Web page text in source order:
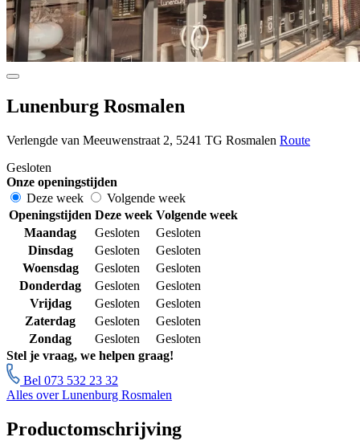
Lunenburg Rosmalen
Verlengde van Meeuwenstraat 2, 5241 TG Rosmalen Route
Gesloten
Onze openingstijden
Deze week
Volgende week
Openingstijden Deze week Volgende week
Maandag
Gesloten
Gesloten
Dinsdag
Gesloten
Gesloten
Woensdag
Gesloten
Gesloten
Donderdag
Gesloten
Gesloten
Vrijdag
Gesloten
Gesloten
Zaterdag
Gesloten
Gesloten
Zondag
Gesloten
Gesloten
Stel je vraag, we helpen graag!
Bel 073 532 23 32
Alles over Lunenburg Rosmalen
Productomschrijving